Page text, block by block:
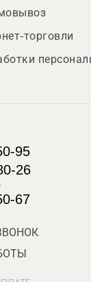
торговли
95
26
67